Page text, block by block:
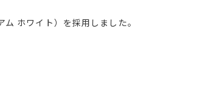
ホワイト）を採用しました。